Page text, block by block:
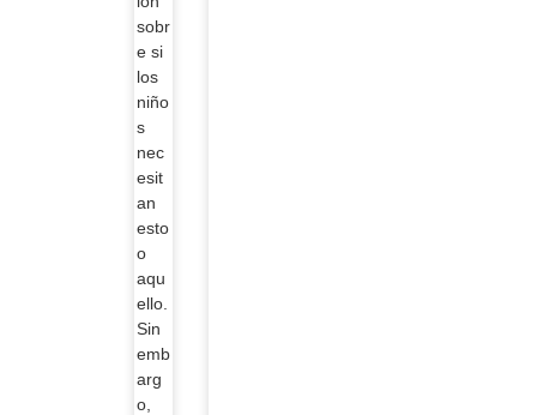
sobr
e si
los
niño
s
nec
esit
an
esto
o
aqu
ello.
Sin
emb
arg
o,